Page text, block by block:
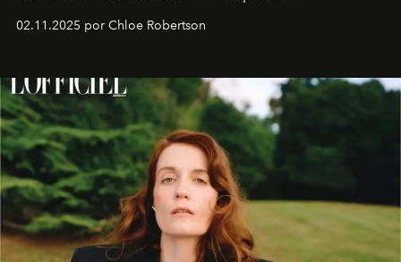
02.11.2025 por Chloe Robertson